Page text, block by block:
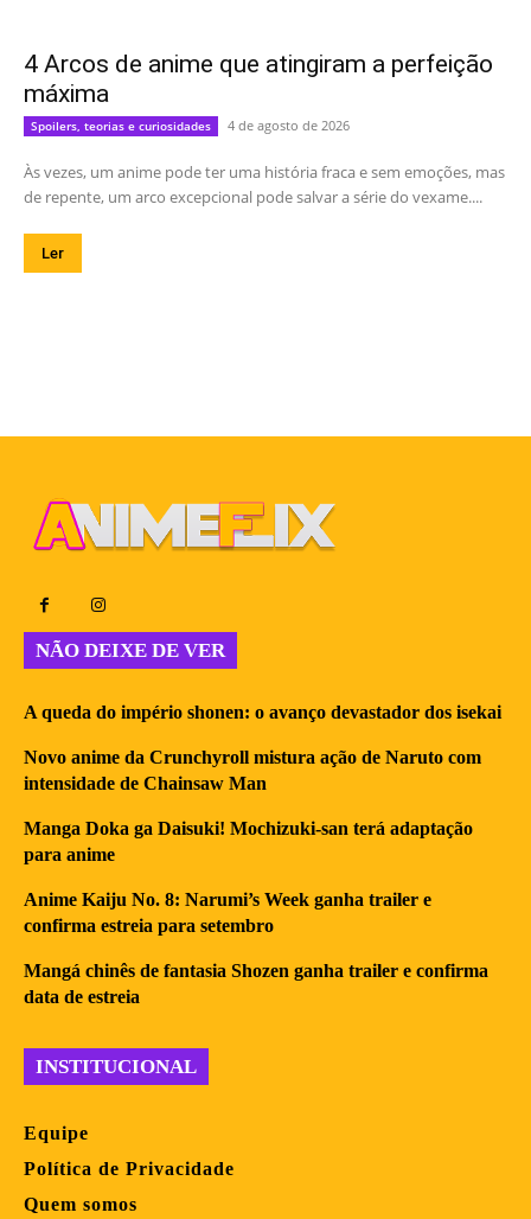
4 Arcos de anime que atingiram a perfeição
máxima
Spoilers, teorias e curiosidades 4 de agosto de 2026
Às vezes, um anime pode ter uma história fraca e sem emoções, mas
de repente, um arco excepcional pode salvar a série do vexame....
Ler
NÃO DEIXE DE VER
A queda do império shonen: o avanço devastador dos isekai
Novo anime da Crunchyroll mistura ação de Naruto com
intensidade de Chainsaw Man
Manga Doka ga Daisuki! Mochizuki-san terá adaptação
para anime
Anime Kaiju No. 8: Narumi’s Week ganha trailer e
confirma estreia para setembro
Mangá chinês de fantasia Shozen ganha trailer e confirma
data de estreia
INSTITUCIONAL
Equipe
Política de Privacidade
Quem somos